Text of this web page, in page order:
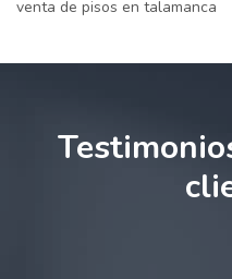
venta de pisos en talamanca